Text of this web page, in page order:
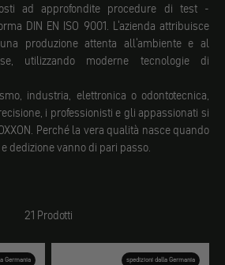
ad approfondite procedure di test -
DIN EN ISO 9001. L'azienda attribuisce
produzione attenta all'ambiente e al
utilizzando moderne tecnologie di
industria, elettronica o odontotecnica,
i professionisti e gli appassionati si
Perché la vera qualità nasce quando
dedizione vanno di pari passo.
21 Prodotti
Germania spedizioni dalla Germania